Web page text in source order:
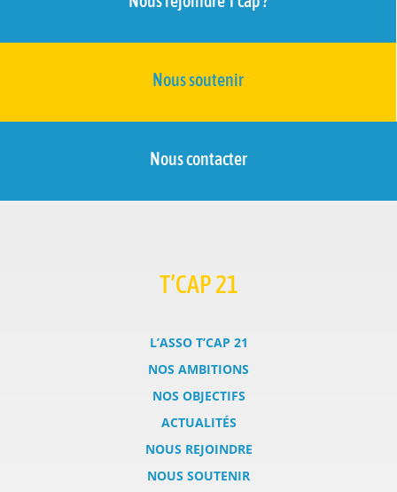
Nous soutenir
Nous contacter
T’CAP 21
L’ASSO T’CAP 21
NOS AMBITIONS
NOS OBJECTIFS
ACTUALITÉS
NOUS REJOINDRE
NOUS SOUTENIR